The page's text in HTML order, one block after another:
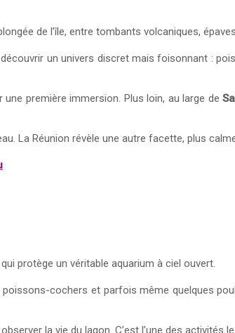
de l’île, entre tombants volcaniques,
un univers discret mais foisonnant :
première immersion. Plus loin, au large de
La Réunion révèle une autre facette, plus
protège un véritable aquarium à ciel ouvert.
cochers et parfois même quelques
la vie du lagon. C’est l’une des